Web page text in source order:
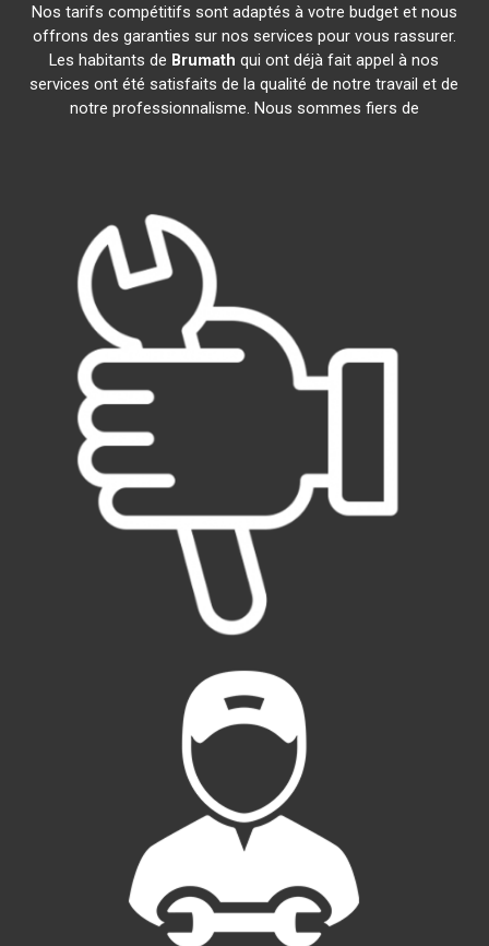
Nos tarifs compétitifs sont adaptés à votre budget et nous
offrons des garanties sur nos services pour vous rassurer.
Les habitants de Brumath qui ont déjà fait appel à nos
services ont été satisfaits de la qualité de notre travail et de
notre professionnalisme. Nous sommes fiers de